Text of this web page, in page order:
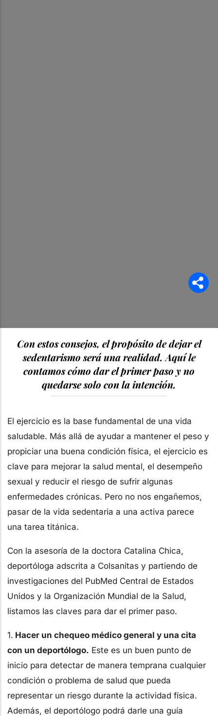
Con estos consejos, el propósito de dejar el
sedentarismo será una realidad. Aquí le
contamos cómo dar el primer paso y no
quedarse solo con la intención.
El ejercicio es la base fundamental de una vida
saludable. Más allá de ayudar a mantener el peso y
propiciar una buena condición física, el ejercicio es
clave para mejorar la salud mental, el desempeño
sexual y reducir el riesgo de sufrir algunas
enfermedades crónicas. Pero no nos engañemos,
pasar de la vida sedentaria a una activa parece
una tarea titánica.
Con la asesoría de la doctora Catalina Chica,
deportóloga adscrita a Colsanitas y partiendo de
investigaciones del PubMed Central de Estados
Unidos y la Organización Mundial de la Salud,
listamos las claves para dar el primer paso.
1. Hacer un chequeo médico general y una cita
con un deportólogo. Este es un buen punto de
inicio para detectar de manera temprana cualquier
condición o problema de salud que pueda
representar un riesgo durante la actividad física.
Además, el deportólogo podrá darle una guía